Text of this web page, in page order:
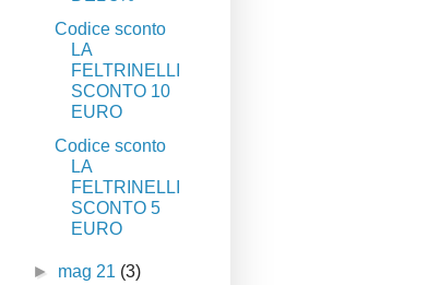
Codice sconto
LA
FELTRINELLI
SCONTO 10
EURO
Codice sconto
LA
FELTRINELLI
SCONTO 5
EURO
► mag 21 (3)